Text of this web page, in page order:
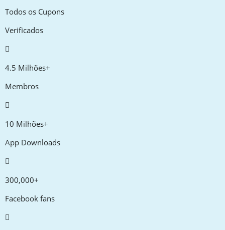
Todos os Cupons
Verificados
4.5 Milhões+
Membros
10 Milhões+
App Downloads
300,000+
Facebook fans